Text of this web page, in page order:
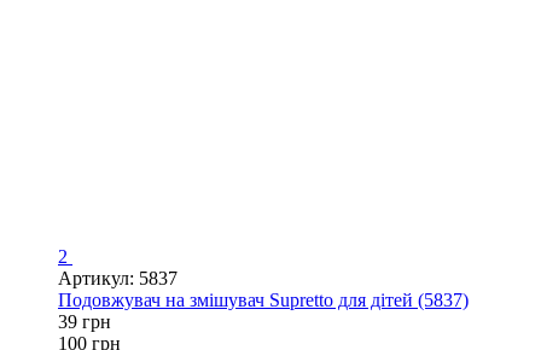
2
Артикул: 5837
Подовжувач на змішувач Supretto для дітей (5837)
39 грн
100 грн